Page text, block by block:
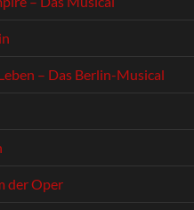
– Das Berlin-Musical
der Oper